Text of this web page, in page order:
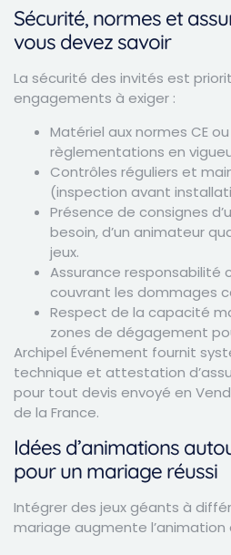
Sécurité, normes et
vous devez savoir
La sécurité des invités est
engagements à exiger :
Matériel aux normes CE
règlementations en
Contrôles réguliers et
(inspection avant
Présence de consignes
besoin, d’un animateur
jeux.
Assurance responsabilité
couvrant les dommages
Respect de la capacité
zones de dégagement
Archipel Événement fournit
technique et attestation
pour tout devis envoyé en
de la France.
Idées d’animations
pour un mariage réussi
Intégrer des jeux géants à
mariage augmente l’animation